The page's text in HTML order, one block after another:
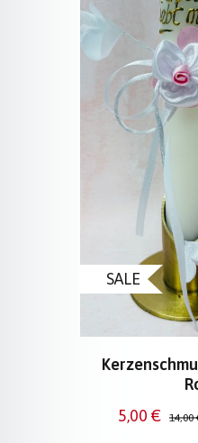
SALE
5,00 € 14,00